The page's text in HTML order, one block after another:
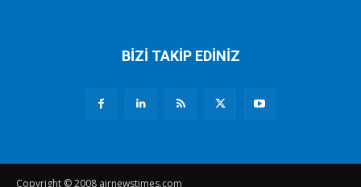
BİZİ TAKİP EDİNİZ
Copyright © 2008 airnewstimes.com